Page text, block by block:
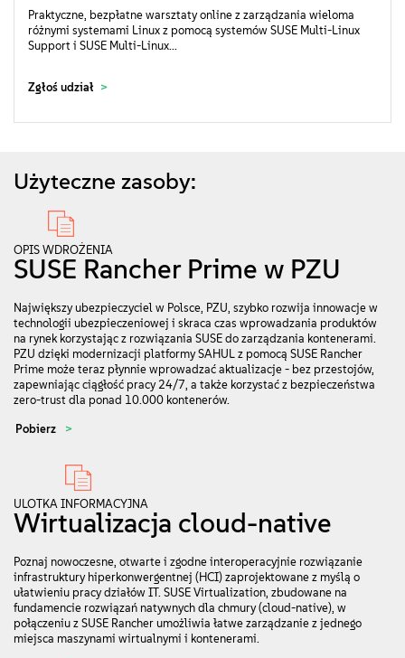
Praktyczne, bezpłatne warsztaty online z zarządzania wieloma
różnymi systemami Linux z pomocą systemów SUSE Multi-Linux
Support i SUSE Multi-Linux...
Zgłoś udział
Użyteczne zasoby:
OPIS WDROŻENIA
SUSE Rancher Prime w PZU
Największy ubezpieczyciel w Polsce, PZU, szybko rozwija innowacje w
technologii ubezpieczeniowej i skraca czas wprowadzania produktów
na rynek korzystając z rozwiązania SUSE do zarządzania kontenerami.
PZU dzięki modernizacji platformy SAHUL z pomocą SUSE Rancher
Prime może teraz płynnie wprowadzać aktualizacje - bez przestojów,
zapewniając ciągłość pracy 24/7, a także korzystać z bezpieczeństwa
zero-trust dla ponad 10.000 kontenerów.
Pobierz
ULOTKA INFORMACYJNA
Wirtualizacja cloud-native
Poznaj nowoczesne, otwarte i zgodne interoperacyjnie rozwiązanie
infrastruktury hiperkonwergentnej (HCI) zaprojektowane z myślą o
ułatwieniu pracy działów IT. SUSE Virtualization, zbudowane na
fundamencie rozwiązań natywnych dla chmury (cloud-native), w
połączeniu z SUSE Rancher umożliwia łatwe zarządzanie z jednego
miejsca maszynami wirtualnymi i kontenerami.